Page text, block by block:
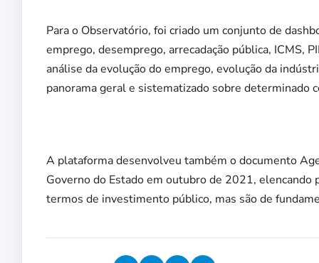
Para o Observatório, foi criado um conjunto de
emprego, desemprego, arrecadação pública, ICMS,
análise da evolução do emprego, evolução da
panorama geral e sistematizado sobre determinado
A plataforma desenvolveu também o documento
Governo do Estado em outubro de 2021,
termos de investimento público, mas são de